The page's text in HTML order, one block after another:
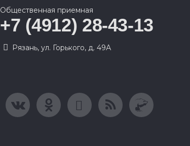
Общественная приемная
+7 (4912) 28-43-13
Рязань, ул. Горького, д. 49А